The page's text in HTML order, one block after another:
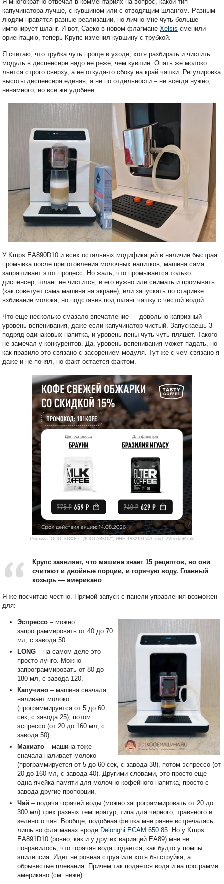
капучинатора лучше, с кувшином или с отводящим шлангом. Разным
людям нравятся разные реализации, но лично мне чуть больше
импонирует шланг. И вот, Саеко в новом флагмане Xelsis сменили
ориентацию, теперь Крупс изменил кувшину с трубкой.
Я считаю, что трубка чуть проще в уходе, хотя разбирать и чистить
модуль в диспенсере надо не реже, чем кувшин. Опять же молоко
льется строго сверху, а не откуда-то сбоку на край чашки. Регулировка
высоты диспенсера единая, а не по отдельности – не всегда нужно,
ненамного, но все же удобнее.
У Krups EA890D10 и всех остальных модификаций в наличие быстрая
промывка после приготовления молочных напитков, машина сама
запрашивает этот процесс. Но жаль, что промывается только
диспенсер, шланг не чистится, и его нужно или снимать и промывать
(как советует сама машина на экране), или запускать по старинке
взбивание молока, но подставив под шланг чашку с чистой водой.
Что еще несколько смазало впечатление — довольно капризный
уровень вспенивания, даже если капучинатор чистый. Запускаешь 3
подряд одинаковых напитка, и уровень пены чуть-чуть пляшет. Такого
не замечал у конкурентов. Да, уровень вспенивания может падать, но
как правило это связано с засорением модуля. Тут же с чем связано я
даже и не понял, но факт остается фактом.
Реклама. ООО "КОФЕ С ДОСТАВКОЙ", ИНН 1832131543. erid: 2Vfnxx5Rxak
Крупс заявляет, что машина знает 15 рецептов, но они
считают и двойные порции, и горячую воду. Главный
козырь — американо
Я же посчитаю честно. Прямой запуск с панели управления возможен
для:
Эспрессо – можно
запрограммировать от 40 до 70
мл, с завода 50.
LONG – на самом деле это
просто лунго. Можно
запрограммировать от 80 до
180 мл, с завода 120.
Капучино – машина сначала
наливает молоко
(программируется от 5 до 60
сек, с завода 25), потом
эспрессо (от 20 до 160 мл, с
завода 50).
Макиато – машина тоже
сначала наливает молоко
(программируется от 5 до 60 сек, с завода 38), потом эспрессо (от
20 до 160 мл, с завода 40). Другими словами, это просто еще
одна ячейка памяти для молочно-кофейного напитка, просто с
завода другие пропорции.
Чай – подача горячей воды (можно запрограммировать от 20 до
300 мл) трех разных температур, типа для черного, травяного и
зеленого чая. Вообще, подобная фишка мне ранее встречалась
лишь во флагманах вроде Delonghi ECAM 650.85 . Но у Krups
EA891D10 (ровно, как и у других вариаций EA89) мне не
понравилось, что горячая вода подается, как будто у помпы
эпилепсия. Идет не ровная струя или хотя бы струйка, а
обрывистые плевания. Причем так подается вода и на программе
американо (см. ниже).